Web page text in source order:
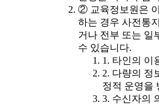
② 교육정보원은
하는 경우 사전통
거나 전부 또는 일
수 있습니다.
1. 타인의 이
2. 다량의 정
정적 운영을
3. 수신자의